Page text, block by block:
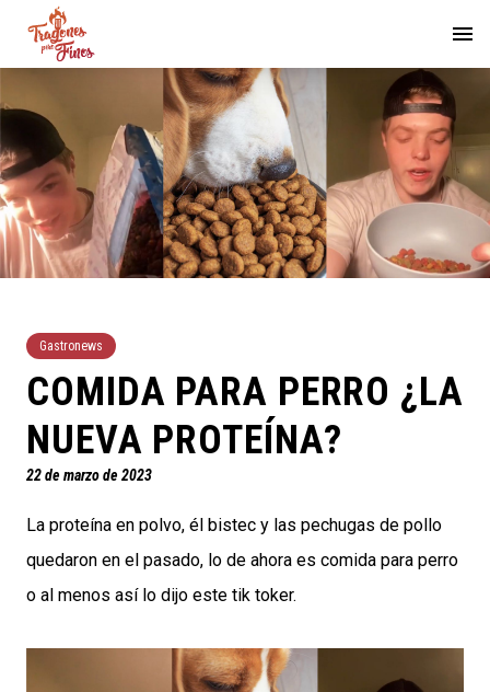
Gastronews
COMIDA PARA PERRO ¿LA
NUEVA PROTEÍNA?
22 de marzo de 2023
La proteína en polvo, él bistec y las pechugas de pollo
quedaron en el pasado, lo de ahora es comida para perro
o al menos así lo dijo este tik toker.